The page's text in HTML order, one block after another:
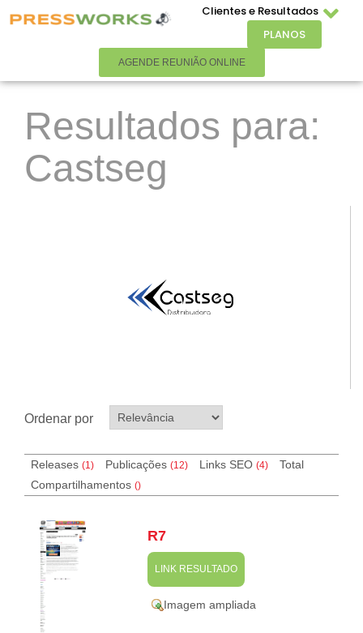
Clientes e Resultados
PLANOS
AGENDE REUNIÃO ONLINE
Resultados para:
Castseg
Ordenar por
Releases (1) Publicações (12) Links SEO (4)
Total
Compartilhamentos ()
R7
LINK RESULTADO
Imagem ampliada